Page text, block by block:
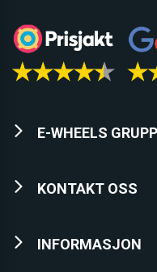
E-WHEELS
KONTAKT OSS
INFORMASJON